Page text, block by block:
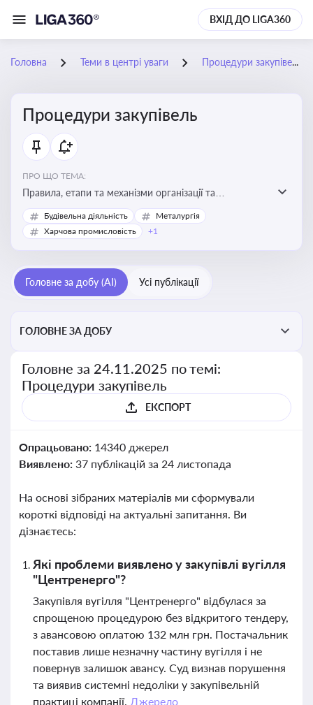
ВХІД ДО LIGA360
Головна Теми в центрі уваги Процедури закупівель
Процедури закупівель
ПРО ЩО ТЕМА:
Правила, етапи та механізми організації та
проведення закупівель товарів, робіт та послуг за
державні чи публічні кошти
Будівельна діяльність
Металургія
Харчова промисловість
+1
Головне за добу (AI) Усі публікації
ГОЛОВНЕ ЗА ДОБУ
Головне за 24.11.2025 по темі:
Процедури закупівель
ЕКСПОРТ
Опрацьовано: 14340 джерел
Виявлено: 37 публікацій за 24 листопада
На основі зібраних матеріалів ми сформували
короткі відповіді на актуальні запитання. Ви
дізнаєтесь:
Які проблеми виявлено у закупівлі вугілля
"Центренерго"?
Закупівля вугілля "Центренерго" відбулася за
спрощеною процедурою без відкритого тендеру,
з авансовою оплатою 132 млн грн. Постачальник
поставив лише незначну частину вугілля і не
повернув залишок авансу. Суд визнав порушення
та виявив системні недоліки у закупівельній
практиці компанії. Джерело